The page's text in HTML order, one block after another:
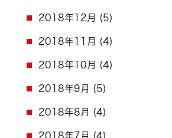
2018年12月 (5)
2018年11月 (4)
2018年10月 (4)
2018年9月 (5)
2018年8月 (4)
2018年7月 (4)